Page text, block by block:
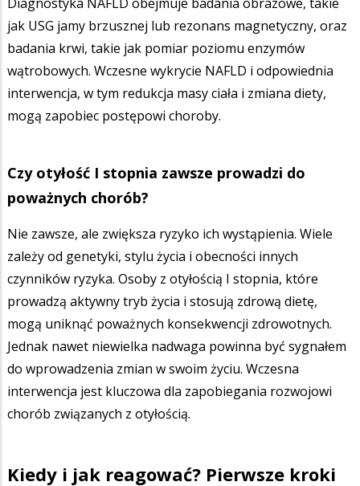
jak USG jamy brzusznej lub rezonans magnetyczny, oraz
badania krwi, takie jak pomiar poziomu enzymów
wątrobowych. Wczesne wykrycie NAFLD i odpowiednia
interwencja, w tym redukcja masy ciała i zmiana diety,
mogą zapobiec postępowi choroby.
Czy otyłość I stopnia zawsze prowadzi do
poważnych chorób?
Nie zawsze, ale zwiększa ryzyko ich wystąpienia. Wiele
zależy od genetyki, stylu życia i obecności innych
czynników ryzyka. Osoby z otyłością I stopnia, które
prowadzą aktywny tryb życia i stosują zdrową dietę,
mogą uniknąć poważnych konsekwencji zdrowotnych.
Jednak nawet niewielka nadwaga powinna być sygnałem
do wprowadzenia zmian w swoim życiu. Wczesna
interwencja jest kluczowa dla zapobiegania rozwojowi
chorób związanych z otyłością.
Kiedy i jak reagować? Pierwsze kroki